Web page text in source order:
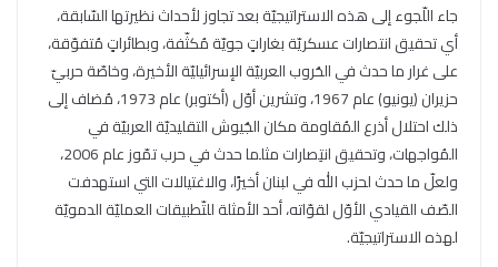
جاء اللّجوء إلى هذه الاستراتيجيّة بعد تجاوز لأحداث نظيرتها السّابقة،
أي تحقيق انتصارات عسكريّة بغاراتٍ جويّة مُكثّفة، وبطائراتٍ مُتفوّقة،
على غرار ما حدث في الحُروب العربيّة الإسرائيليّة الأخيرة، وخاصّة حربيّ
حزيران (يونيو) عام 1967، وتشرين أوّل (أكتوبر) عام 1973، مُضاف إلى
ذلك احتلال أذرع المُقاومة مكان الجُيوش التقليديّة العربيّة في
المُواجهات، وتحقيق انتِصارات مثلما حدث في حرب تمّوز عام 2006،
ولعلّ ما حدث لحزب الله في لبنان أخيرًا، والاغتيالات التي استهدفت
الصّف القيادي الأوّل لقوّاته، أحد الأمثلة للتّطبيقات العمليّة الدمويّة
لهذه الاستراتيجيّة.